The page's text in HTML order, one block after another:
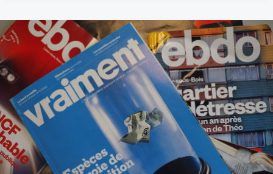
LA
FIN
D’EBDO
:
LES
MAGS
PÉRIL